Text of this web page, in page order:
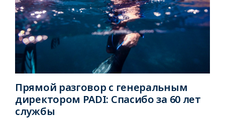
Прямой разговор с генеральным
директором PADI: Спасибо за 60 лет
службы